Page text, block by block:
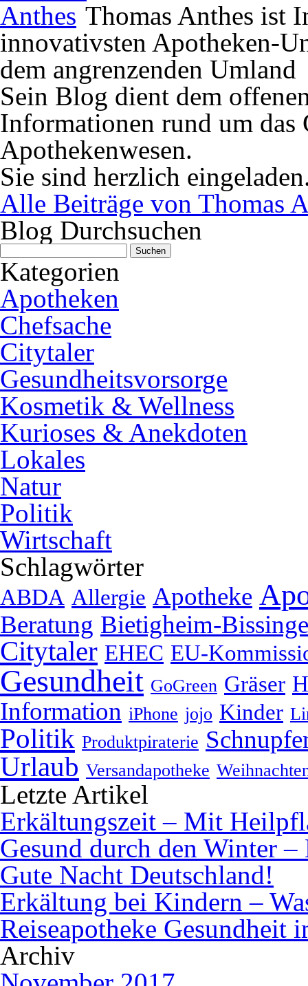
Thomas Anthes ist
innovativsten Apotheken-
dem angrenzenden Umland
Sein Blog dient dem
Informationen rund um das
Apothekenwesen.
Sie sind herzlich
Alle Beiträge von Thomas
Blog Durchsuchen
Suchen
nach:
Kategorien
Apotheken
Chefsache
Citytaler
Gesundheitsvorsorge
Kosmetik & Wellness
Kurioses & Anekdoten
Lokales
Natur
Politik
Wirtschaft
Schlagwörter
ABDA Allergie Apotheke
Beratung Bietigheim-
Citytaler EHEC EU-
Gesundheit GoGreen Gräser
Information iPhone jojo Kinder
Politik Produktpiraterie
Urlaub Versandapotheke
Letzte Artikel
Erkältungszeit – Mit
Gesund durch den Winter
Gute Nacht Deutschland!
Erkältung bei Kindern –
Reiseapotheke Gesundheit
Archiv